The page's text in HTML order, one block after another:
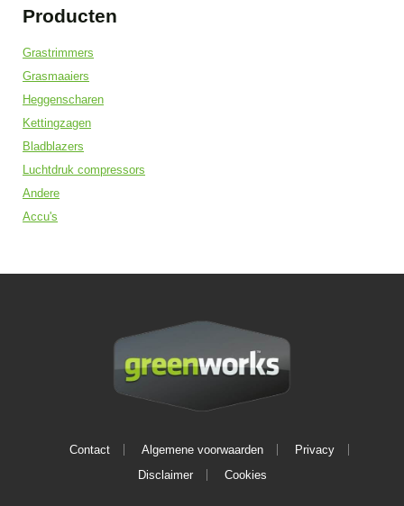
Producten
Grastrimmers
Grasmaaiers
Heggenscharen
Kettingzagen
Bladblazers
Luchtdruk compressors
Andere
Accu's
Contact Algemene voorwaarden
Privacy
Disclaimer
Cookies